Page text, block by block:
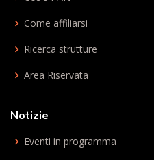
Come affiliarsi
Ricerca strutture
Area Riservata
Notizie
Eventi in programma